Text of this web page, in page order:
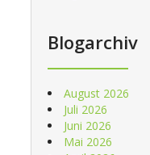
Blogarchiv
August 2026
Juli 2026
Juni 2026
Mai 2026